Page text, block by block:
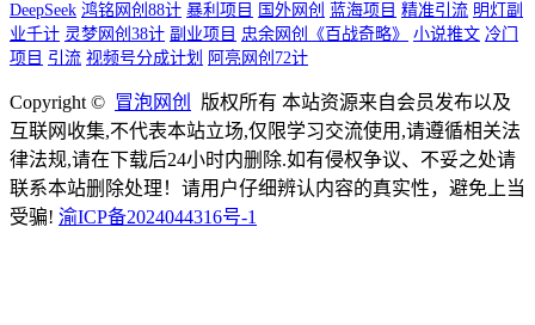
DeepSeek 鸿铭网创88计 暴利项目 国外网创 蓝海项目 精准引流 明灯副
业千计 灵梦网创38计 副业项目 忠余网创《百战奇略》 小说推文 冷门
项目 引流 视频号分成计划 阿亮网创72计
Copyright © 冒泡网创
版权所有 本站资源来自会员发布以及
互联网收集,不代表本站立场,仅限学习交流使用,请遵循相关法
律法规,请在下载后24小时内删除.如有侵权争议、不妥之处请
联系本站删除处理！请用户仔细辨认内容的真实性，避免上当
受骗! 渝ICP备2024044316号-1